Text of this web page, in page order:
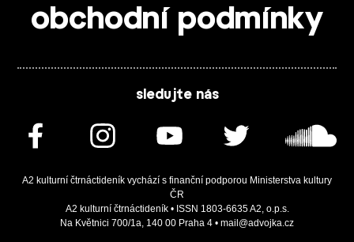
obchodní podmínky
sledujte nás
A2 kulturní čtrnáctideník vychází s finanční podporou Ministerstva kultury
ČR
A2 kulturní čtrnáctideník • ISSN 1803-6635 A2, o.p.s.
Na Květnici 700/1a, 140 00 Praha 4 • mail@advojka.cz